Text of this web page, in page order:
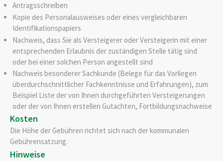
Antragsschreiben
Kopie des Personalausweises oder eines vergleichbaren
Identifikationspapiers
Nachweis, dass Sie als Versteigerer oder Versteigerin mit einer
entsprechenden Erlaubnis der zuständigen Stelle tätig sind
oder bei einer solchen Person angestellt sind
Nachweis besonderer Sachkunde (Belege für das Vorliegen
überdurchschnittlicher Fachkenntnisse und Erfahrungen), zum
Beispiel Liste der von Ihnen durchgeführten Versteigerungen
oder der von Ihnen erstellen Gutachten, Fortbildungsnachweise
Kosten
Die Höhe der Gebühren richtet sich nach der kommunalen
Gebührensatzung.
Hinweise